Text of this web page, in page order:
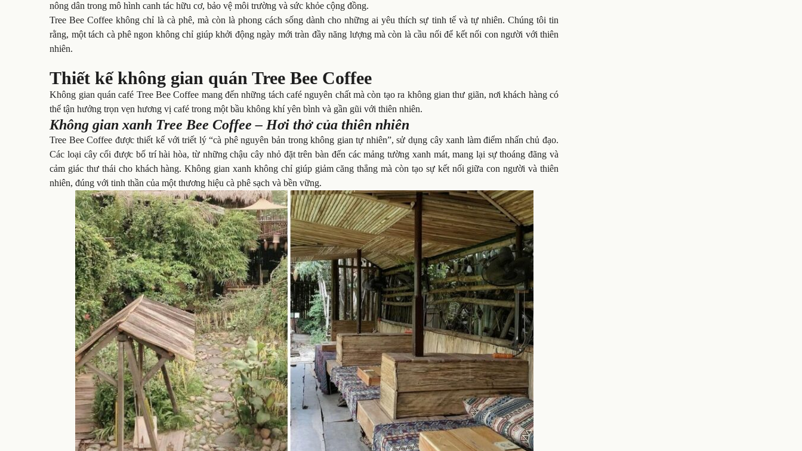
nông dân trong mô hình canh tác hữu cơ, bảo vệ môi trường và sức khỏe cộng đồng.
Tree Bee Coffee không chỉ là cà phê, mà còn là phong cách sống dành cho những ai yêu thích sự tinh tế và tự nhiên. Chúng tôi tin
rằng, một tách cà phê ngon không chỉ giúp khởi động ngày mới tràn đầy năng lượng mà còn là cầu nối để kết nối con người với thiên
nhiên.
Thiết kế không gian quán Tree Bee Coffee
Không gian quán café Tree Bee Coffee mang đến những tách café nguyên chất mà còn tạo ra không gian thư giãn, nơi khách hàng có
thể tận hưởng trọn vẹn hương vị café trong một bầu không khí yên bình và gần gũi với thiên nhiên.
Không gian xanh Tree Bee Coffee – Hơi thở của thiên nhiên
Tree Bee Coffee được thiết kế với triết lý “cà phê nguyên bản trong không gian tự nhiên”, sử dụng cây xanh làm điểm nhấn chủ đạo.
Các loại cây cối được bố trí hài hòa, từ những chậu cây nhỏ đặt trên bàn đến các mảng tường xanh mát, mang lại sự thoáng đãng và
cảm giác thư thái cho khách hàng. Không gian xanh không chỉ giúp giảm căng thẳng mà còn tạo sự kết nối giữa con người và thiên
nhiên, đúng với tinh thần của một thương hiệu cà phê sạch và bền vững.